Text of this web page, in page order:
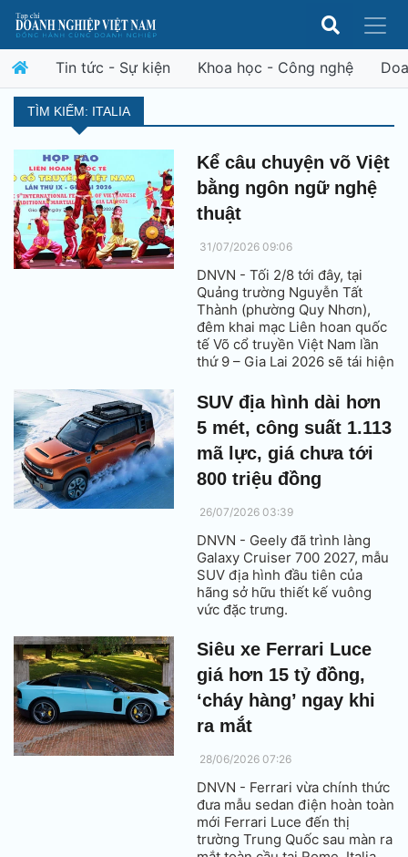
Tin tức - Sự kiện Khoa học - Công nghệ
TÌM KIẾM: ITALIA
Kể câu chuyện võ Việt
bằng ngôn ngữ nghệ
thuật
31/07/2026 09:06
DNVN - Tối 2/8 tới đây, tại
Quảng trường Nguyễn Tất
Thành (phường Quy Nhơn),
đêm khai mạc Liên hoan quốc
tế Võ cổ truyền Việt Nam lần
thứ 9 – Gia Lai 2026 sẽ tái hiện
lan tỏa võ Việt bằng ngôn ngữ
nghệ thuật hiện đại.
SUV địa hình dài hơn
5 mét, công suất 1.113
mã lực, giá chưa tới
800 triệu đồng
26/07/2026 03:39
DNVN - Geely đã trình làng
Galaxy Cruiser 700 2027, mẫu
SUV địa hình đầu tiên của
hãng sở hữu thiết kế vuông
vức đặc trưng.
Siêu xe Ferrari Luce
giá hơn 15 tỷ đồng,
‘cháy hàng’ ngay khi
ra mắt
28/06/2026 07:26
DNVN - Ferrari vừa chính thức
đưa mẫu sedan điện hoàn toàn
mới Ferrari Luce đến thị
trường Trung Quốc sau màn ra